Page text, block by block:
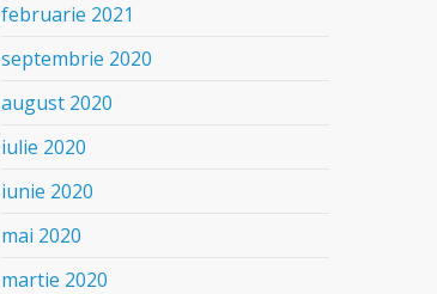
februarie 2021
septembrie 2020
august 2020
iulie 2020
iunie 2020
mai 2020
martie 2020